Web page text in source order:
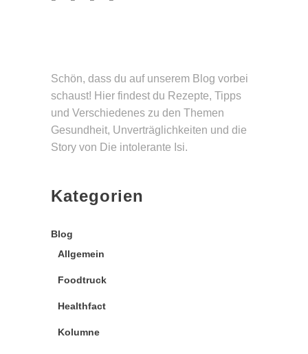
Schön, dass du auf unserem Blog vorbei
schaust! Hier findest du Rezepte, Tipps
und Verschie­denes zu den Themen
Gesund­heit, Unverträg­lichkeiten und die
Story von Die intolerante Isi.
Kategorien
Blog
Allgemein
Foodtruck
Healthfact
Kolumne